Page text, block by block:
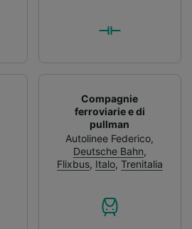
Compagnie
ferroviarie e di
pullman
Autolinee Federico,
Deutsche Bahn,
Flixbus, Italo, Trenitalia